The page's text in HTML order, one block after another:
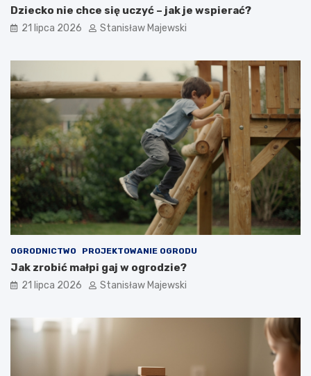
Dziecko nie chce się uczyć – jak je wspierać?
21 lipca 2026 Stanisław Majewski
OGRODNICTWO PROJEKTOWANIE OGRODU
Jak zrobić małpi gaj w ogrodzie?
21 lipca 2026 Stanisław Majewski